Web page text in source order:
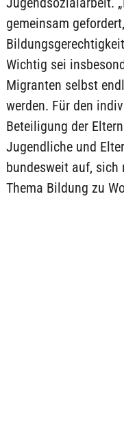
gemeinsam
Wichtig sei
Migranten selbst
werden. Für den
Beteiligung der
Jugendliche und
bundesweit auf, sich
Thema Bildung zu